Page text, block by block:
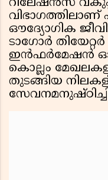
റിലേഷൻസ്
വിഭാഗത്തിലാണ്
ഔദ്യോഗിക
ടാഗോർ
ഇൻഫർമേഷൻ
കൊല്ലം
തുടങ്ങിയ